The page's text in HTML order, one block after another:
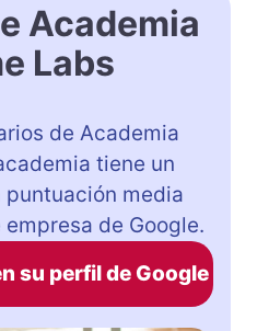
Academia
Labs
de Academia
tiene un
media
de Google.
su perfil de Google